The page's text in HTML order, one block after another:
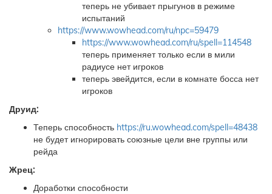
теперь не убивает прыгунов в режиме
испытаний
https://www.wowhead.com/ru/npc=59479
https://www.wowhead.com/ru/spell=114548
теперь применяет только если в мили
радиусе нет игроков
теперь эвейдится, если в комнате босса нет
игроков
Друид:
Теперь способность https://ru.wowhead.com/spell=48438
не будет игнорировать союзные цели вне группы или
рейда
Жрец:
Доработки способности